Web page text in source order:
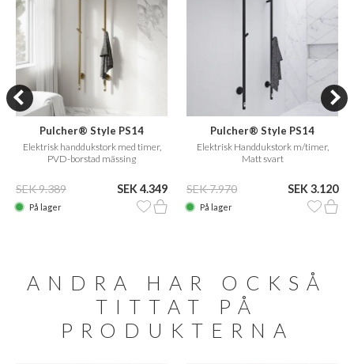
Pulcher® Style PS14
Elektrisk handdukstork med timer,
PVD-borstad mässing
SEK 9.389 SEK 4.349
På lager
Pulcher® Style PS14
Elektrisk Handdukstork m/timer,
Matt svart
SEK 7.970 SEK 3.120
På lager
ANDRA HAR OCKSÅ
TITTAT PÅ
PRODUKTERNA